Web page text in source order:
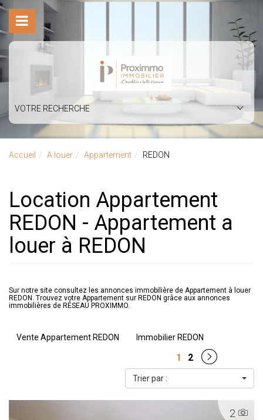
VOTRE RECHERCHE
Accueil A louer Appartement REDON
Location Appartement
REDON - Appartement a
louer à REDON
Sur notre site consultez les annonces immobilière de Appartement à louer
REDON. Trouvez votre Appartement sur REDON grâce aux annonces
immobilières de RÉSEAU PROXIMMO.
Vente Appartement REDON Immobilier REDON
1 2
Trier par :
2